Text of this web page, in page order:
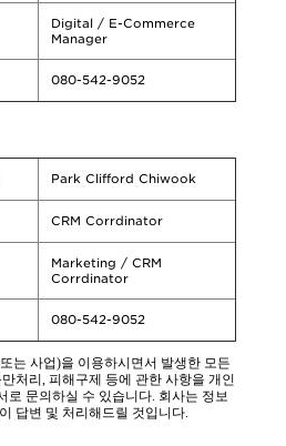
Digital / E-Commerce
Manager
080-542-9052
Park Clifford Chiwook
CRM Corrdinator
Marketing / CRM
Corrdinator
080-542-9052
는 사업)을 이용하시면서 발생한 모든
처리, 피해구제 등에 관한 사항을 개인
로 문의하실 수 있습니다. 회사는 정보
답변 및 처리해드릴 것입니다.